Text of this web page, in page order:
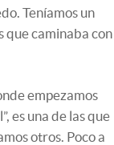
Teníamos un
que caminaba con
empezamos
es una de las que
otros. Poco a